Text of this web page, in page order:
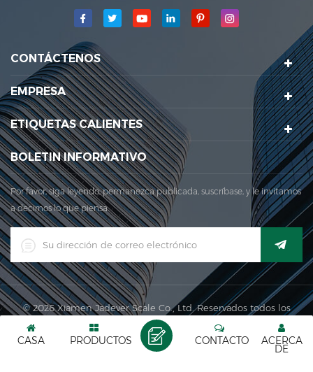
tecnológica y desarrollando un plan de negocios. En 1998,
nuestra compañía logró el objetivo de la calidad principal,
cuando El primero de nuestros productos recibió la
aprobación de la organización internacional de metrología
legal. en 1999, xiamen Jadever Escala Co., Ltd.se estableció El
área de producción principal para nuestra empresa se
encuentra Aquí. en 2006, jadever adquir...
CONTÁCTENOS
EMPRESA
ETIQUETAS CALIENTES
BOLETIN INFORMATIVO
Por favor, siga leyendo, permanezca publicada, suscríbase, y le invitamos
a decirnos lo que piensa.
© 2026 Xiamen Jadever Scale Co., Ltd. Reservados todos los
derechos. | XML
Red IPv6 admitida
CASA PRODUCTOS ACERCA
DE
CONTACTO